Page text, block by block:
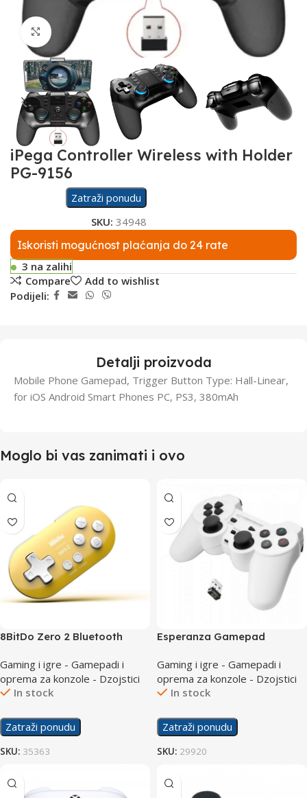
Click to enlarge
iPega Controller Wireless with Holder
PG-9156
Zatraži ponudu
SKU: 34948
Iskoristi mogućnost plaćanja do 24 rate
3 na zalihi
Compare
Add to wishlist
Podijeli:
Detalji proizvoda
Mobile Phone Gamepad, Trigger Button Type: Hall-Linear,
for iOS Android Smart Phones PC, PS3, 380mAh
Moglo bi vas zanimati i ovo
8BitDo Zero 2 Bluetooth
Gaming i igre - Gamepadi i
oprema za konzole - Dzojstici
In stock
Zatraži ponudu
SKU: 35363
Esperanza Gamepad
Gaming i igre - Gamepadi i
oprema za konzole - Dzojstici
In stock
Zatraži ponudu
SKU: 29920